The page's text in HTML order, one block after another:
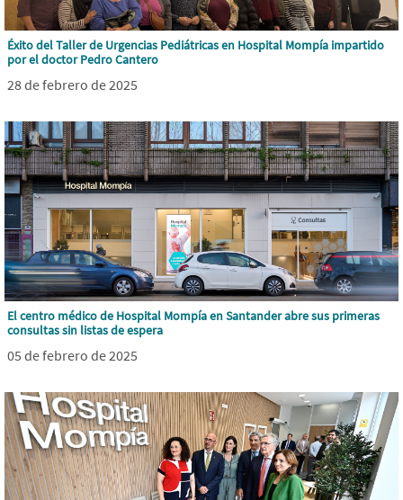
Éxito del Taller de Urgencias Pediátricas en Hospital Mompía impartido
por el doctor Pedro Cantero
28 de febrero de 2025
El centro médico de Hospital Mompía en Santander abre sus primeras
consultas sin listas de espera
05 de febrero de 2025